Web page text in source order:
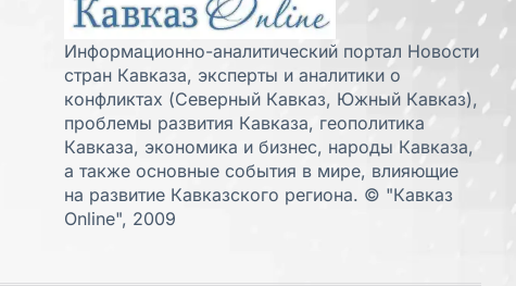
Информационно-аналитический портал Новости
стран Кавказа, эксперты и аналитики о
конфликтах (Северный Кавказ, Южный Кавказ),
проблемы развития Кавказа, геополитика
Кавказа, экономика и бизнес, народы Кавказа,
а также основные события в мире, влияющие
на развитие Кавказского региона. © "Кавказ
Online", 2009